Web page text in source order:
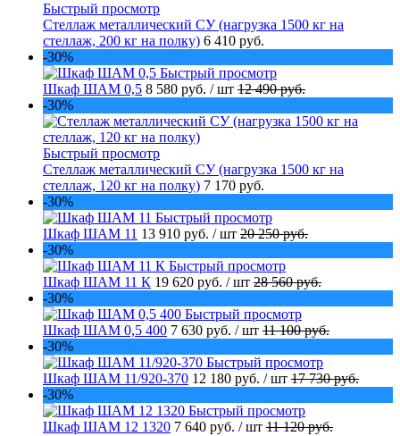
Быстрый просмотр
Стеллаж металлический СУ (нагрузка 1500 кг на
стеллаж, 200 кг на полку) 6 410 руб.
-30%
Быстрый просмотр
Шкаф ШАМ 0,5 8 580 руб. / шт 12 490 руб.
-30%
Быстрый просмотр
Стеллаж металлический СУ (нагрузка 1500 кг на
стеллаж, 120 кг на полку) 7 170 руб.
-30%
Быстрый просмотр
Шкаф ШАМ 11 13 910 руб. / шт 20 250 руб.
-30%
Быстрый просмотр
Шкаф ШАМ 11 К 19 620 руб. / шт 28 560 руб.
-30%
Быстрый просмотр
Шкаф ШАМ 0,5 400 7 630 руб. / шт 11 100 руб.
-30%
Быстрый просмотр
Шкаф ШАМ 11/920-370 12 180 руб. / шт 17 730 руб.
-30%
Быстрый просмотр
Шкаф ШАМ 12 1320 7 640 руб. / шт 11 120 руб.